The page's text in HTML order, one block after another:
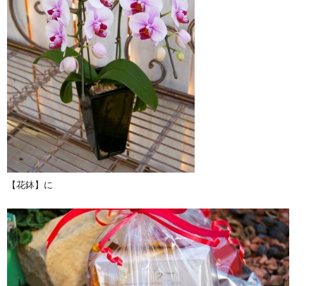
【花鉢】に